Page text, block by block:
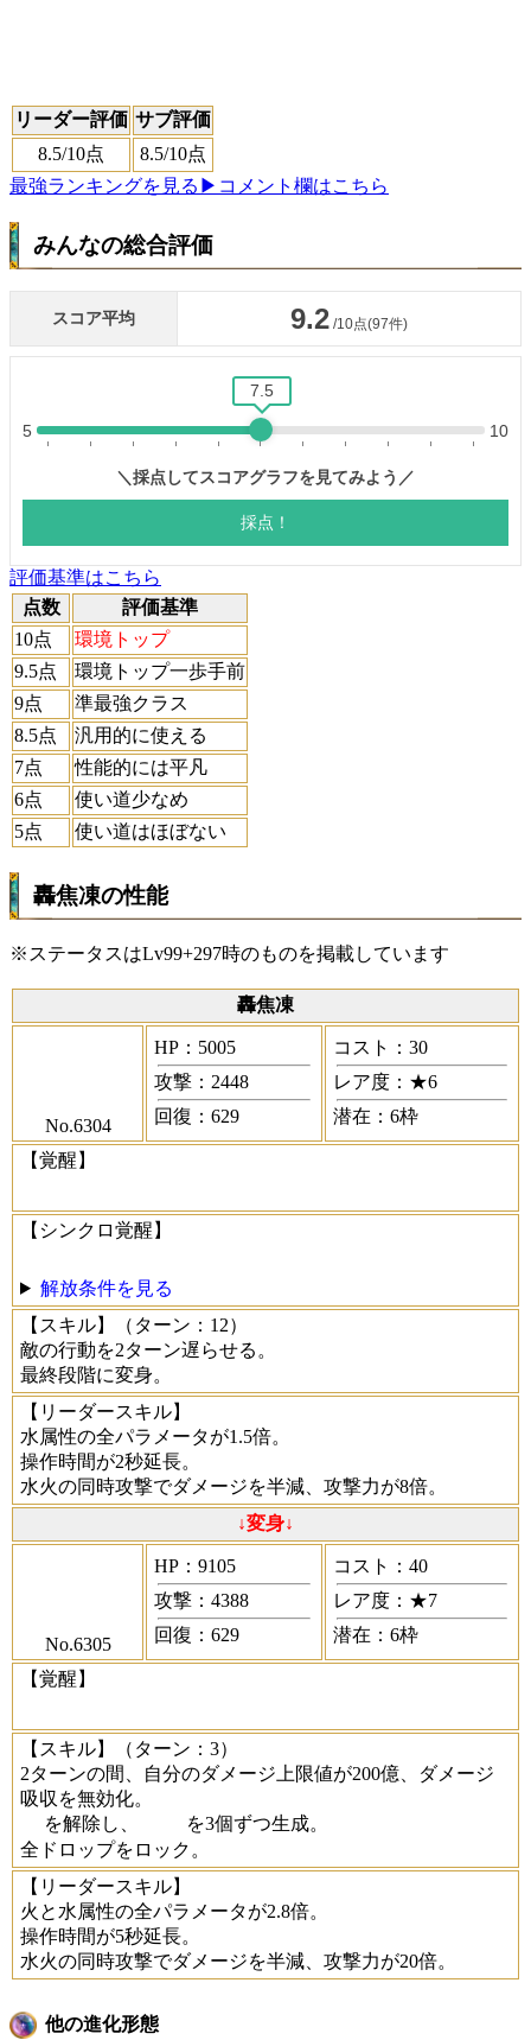
リーダー評価 サブ評価
8.5/10点 8.5/10点
最強ランキングを見る ▶コメント欄はこちら
みんなの総合評価
評価基準はこちら
点数
評価基準
10点
環境トップ
9.5点
環境トップ一歩手前
9点
準最強クラス
8.5点
汎用的に使える
7点
性能的には平凡
6点
使い道少なめ
5点
使い道はほぼない
轟焦凍の性能
※ステータスはLv99+297時のものを掲載しています
轟焦凍
No.6304
HP：5005
攻撃：2448
回復：629
コスト：30
レア度：★6
潜在：6枠
【覚醒】
【シンクロ覚醒】
解放条件を見る
【スキル】
（ターン：12）
敵の行動を2ターン遅らせる。
最終段階に変身。
【リーダースキル】
水属性の全パラメータが1.5倍。
操作時間が2秒延長。
水火の同時攻撃でダメージを半減、攻撃力が8倍。
↓変身↓
No.6305
HP：9105
攻撃：4388
回復：629
コスト：40
レア度：★7
潜在：6枠
【覚醒】
【スキル】
（ターン：3）
2ターンの間、自分のダメージ上限値が200億、ダメージ
吸収を無効化。
を解除し、
を3個ずつ生成。
全ドロップをロック。
【リーダースキル】
火と水属性の全パラメータが2.8倍。
操作時間が5秒延長。
水火の同時攻撃でダメージを半減、攻撃力が20倍。
他の進化形態